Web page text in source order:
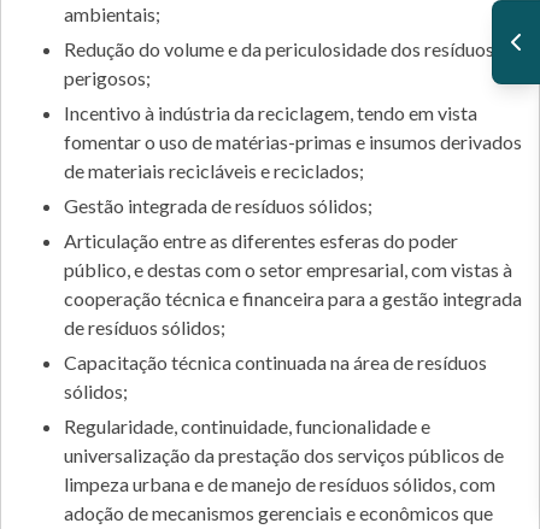
ambientais;
Redução do volume e da periculosidade dos resíduos
perigosos;
Incentivo à indústria da reciclagem, tendo em vista
fomentar o uso de matérias-primas e insumos derivados
de materiais recicláveis e reciclados;
Gestão integrada de resíduos sólidos;
Articulação entre as diferentes esferas do poder
público, e destas com o setor empresarial, com vistas à
cooperação técnica e financeira para a gestão integrada
de resíduos sólidos;
Capacitação técnica continuada na área de resíduos
sólidos;
Regularidade, continuidade, funcionalidade e
universalização da prestação dos serviços públicos de
limpeza urbana e de manejo de resíduos sólidos, com
adoção de mecanismos gerenciais e econômicos que